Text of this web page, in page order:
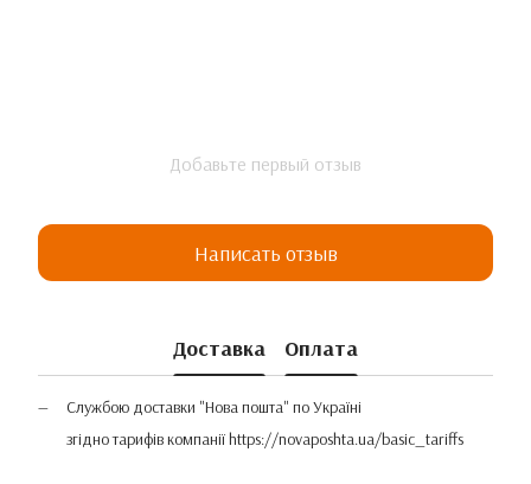
Добавьте первый отзыв
Написать отзыв
Доставка Оплата
Службою доставки "Нова пошта" по Україні
згідно тарифів компаніїhttps://novaposhta.ua/basic_tariffs